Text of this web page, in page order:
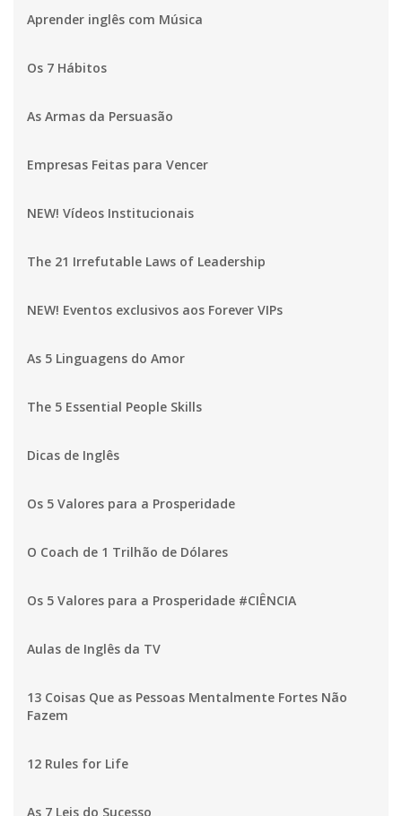
Aprender inglês com Música
Os 7 Hábitos
As Armas da Persuasão
Empresas Feitas para Vencer
NEW! Vídeos Institucionais
The 21 Irrefutable Laws of Leadership
NEW! Eventos exclusivos aos Forever VIPs
As 5 Linguagens do Amor
The 5 Essential People Skills
Dicas de Inglês
Os 5 Valores para a Prosperidade
O Coach de 1 Trilhão de Dólares
Os 5 Valores para a Prosperidade #CIÊNCIA
Aulas de Inglês da TV
13 Coisas Que as Pessoas Mentalmente Fortes Não
Fazem
12 Rules for Life
As 7 Leis do Sucesso